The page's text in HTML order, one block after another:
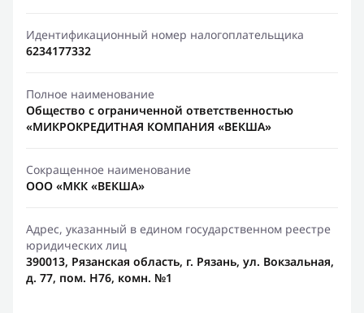
Идентификационный номер налогоплательщика
6234177332
Полное наименование
Общество с ограниченной ответственностью
«МИКРОКРЕДИТНАЯ КОМПАНИЯ «ВЕКША»
Сокращенное наименование
ООО «МКК «ВЕКША»
Адрес, указанный в едином государственном реестре
юридических лиц
390013, Рязанская область, г. Рязань, ул. Вокзальная,
д. 77, пом. Н76, комн. №1